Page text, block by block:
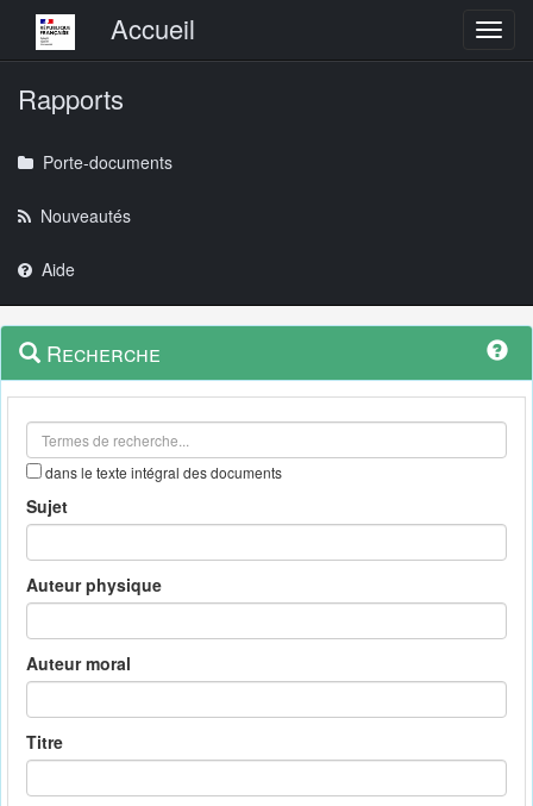
Menu principalAccueil
Rapports
Porte-documents
Nouveautés
Aide
Navigation
outils
Menu
contextuel
Recherche
dans le texte intégral des documents
Sujet
Auteur physique
Auteur moral
Titre